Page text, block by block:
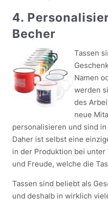
4.
Becher
Tassen
Namen
werden
des
neue
personalisieren und sind
Daher ist selbst eine
in der Produktion bei unter
und Freude, welche die
Tassen sind beliebt als
und deshalb in wirklich